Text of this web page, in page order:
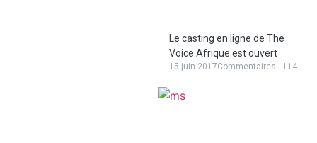
Le casting en ligne de The
Voice Afrique est ouvert
15 juin 2017Commentaires : 114